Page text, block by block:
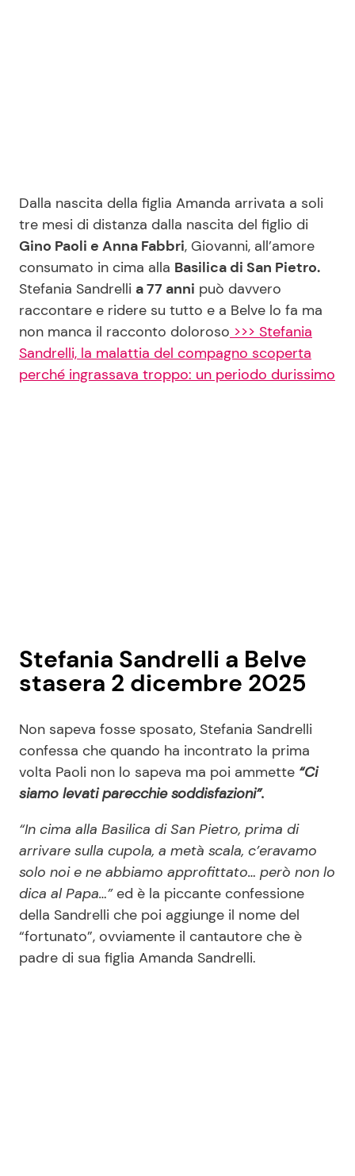
Info
Chi siamo
Disclaimer e Privacy
Redazione
Contattaci
Dalla nascita della figlia Amanda arrivata a soli
tre mesi di distanza dalla nascita del figlio di
Gino Paoli e Anna Fabbri, Giovanni, all’amore
consumato in cima alla Basilica di San Pietro.
Stefania Sandrelli a 77 anni può davvero
raccontare e ridere su tutto e a Belve lo fa ma
non manca il racconto doloroso >>> Stefania
Sandrelli, la malattia del compagno scoperta
perché ingrassava troppo: un periodo durissimo
Stefania Sandrelli a Belve
stasera 2 dicembre 2025
Non sapeva fosse sposato, Stefania Sandrelli
confessa che quando ha incontrato la prima
volta Paoli non lo sapeva ma poi ammette “Ci
siamo levati parecchie soddisfazioni”.
“In cima alla Basilica di San Pietro, prima di
arrivare sulla cupola, a metà scala, c’eravamo
solo noi e ne abbiamo approfittato… però non lo
dica al Papa…”ed è la piccante confessione
della Sandrelli che poi aggiunge il nome del
“fortunato”, ovviamente il cantautore che è
padre di sua figlia Amanda Sandrelli.